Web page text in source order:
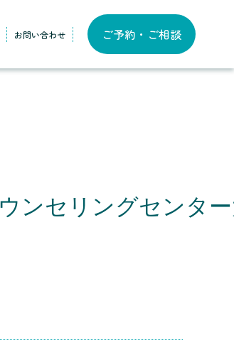
お問い合わせ ご予約・ご相談
ンセリングセンタ